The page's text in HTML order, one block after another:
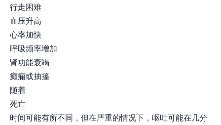
行走困难
血压升高
心率加快
呼吸频率增加
肾功能衰竭
癫痫或抽搐
随着
死亡
时间可能有所不同，但在严重的情况下，呕吐可能在几分